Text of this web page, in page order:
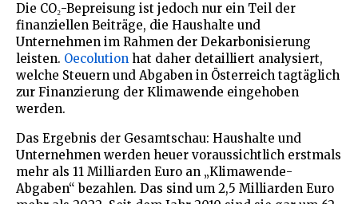
Die CO₂-Bepreisung ist jedoch nur ein Teil der
finanziellen Beiträge, die Haushalte und
Unternehmen im Rahmen der Dekarbonisierung
leisten. Oecolution hat daher detailliert analysiert,
welche Steuern und Abgaben in Österreich tagtäglich
zur Finanzierung der Klimawende eingehoben
werden.
Das Ergebnis der Gesamtschau: Haushalte und
Unternehmen werden heuer voraussichtlich erstmals
mehr als 11 Milliarden Euro an „Klimawende-
Abgaben“ bezahlen. Das sind um 2,5 Milliarden Euro